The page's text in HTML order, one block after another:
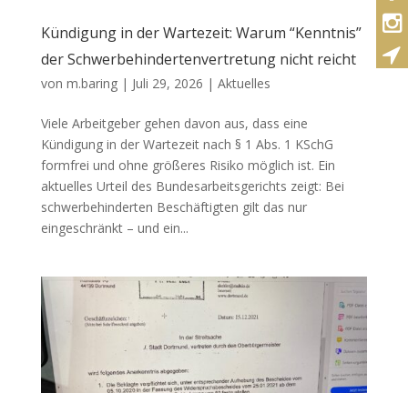
Kündigung in der Wartezeit: Warum “Kenntnis”
der Schwerbehindertenvertretung nicht reicht
von m.baring| Juli 29, 2026 | Aktuelles
Viele Arbeitgeber gehen davon aus, dass eine
Kündigung in der Wartezeit nach § 1 Abs. 1 KSchG
formfrei und ohne größeres Risiko möglich ist. Ein
aktuelles Urteil des Bundesarbeitsgerichts zeigt: Bei
schwerbehinderten Beschäftigten gilt das nur
eingeschränkt – und ein...